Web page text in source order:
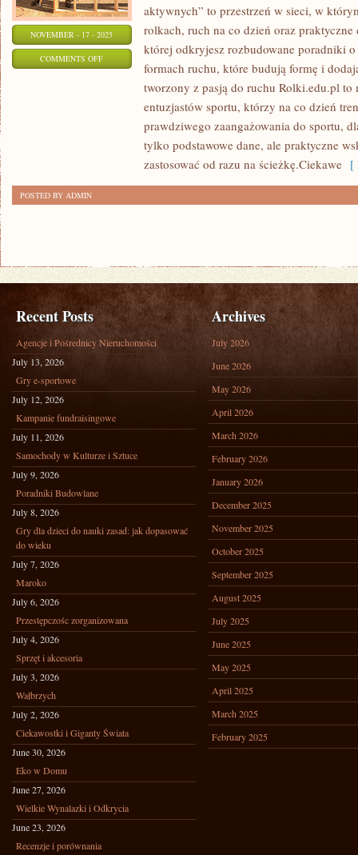
NOVEMBER - 17 - 2025
COMMENTS OFFON
aktywnych” to przestrzeń w sieci, w
rolkach, ruch na co dzień oraz
której odkryjesz rozbudowane poradniki
formach ruchu, które budują formę i
tworzony z pasją do ruchu Rolki.edu.pl to
entuzjastów sportu, którzy na co dzień
prawdziwego zaangażowania do sportu,
tylko podstawowe dane, ale praktyczne
zastosować od razu na ścieżkę.Ciekawe [
POSTED BY ADMIN
Recent Posts
Agencje i Pośrednicy Nieruchomości
July 13, 2026
Gry e-sportowe
July 12, 2026
Kampanie fundraisingowe
July 11, 2026
Samochody w Kulturze i Sztuce
July 9, 2026
Poradniki Budowlane
July 8, 2026
Gry dla dzieci do nauki zasad: jak dopasować
do wieku
July 7, 2026
Maroko
July 6, 2026
Przestępczośc zorganizowana
July 4, 2026
Sprzęt i akcesoria
July 3, 2026
Wałbrzych
July 2, 2026
Ciekawostki i Giganty Świata
June 30, 2026
Eko w Domu
June 27, 2026
Wielkie Wynalazki i Odkrycia
June 23, 2026
Recenzje i porównania
Archives
July 2026
June 2026
May 2026
April 2026
March 2026
February 2026
January 2026
December 2025
November 2025
October 2025
September 2025
August 2025
July 2025
June 2025
May 2025
April 2025
March 2025
February 2025